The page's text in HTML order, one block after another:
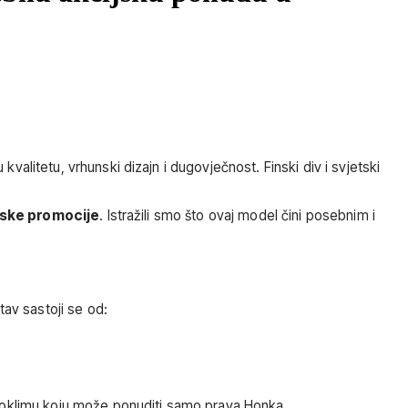
vrhunski dizajn i dugovječnost. Finski div i svjetski
promocije. Istražili smo što ovaj model čini posebnim i
sastoji se od: